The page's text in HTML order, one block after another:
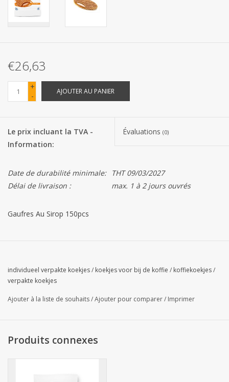
Fournitures de bureau
Produits Covid-19
Confiserie Saint-Nicolas
Bonbons de carnaval
Marques
€26,63
+
-
AJOUTER AU PANIER
Le prix incluant la TVA -
Information:
Évaluations (0)
Date de durabilité minimale:
THT 09/03/2027
Délai de livraison :
max. 1 à 2 jours ouvrés
Gaufres Au Sirop 150pcs
individueel verpakte koekjes/ koekjes voor bij de koffie / koffiekoekjes/
verpakte koekjes
Ajouter à la liste de souhaits/Ajouter pour comparer/ Imprimer
Produits connexes